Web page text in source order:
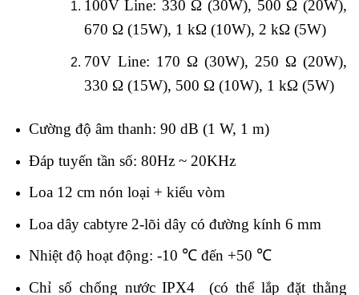
100V Line: 330 Ω (30W), 500 Ω (20W),
670 Ω (15W), 1 kΩ (10W), 2 kΩ (5W)
70V Line: 170 Ω (30W), 250 Ω (20W),
330 Ω (15W), 500 Ω (10W), 1 kΩ (5W)
Cường độ âm thanh: 90 dB (1 W, 1 m)
Đáp tuyến tần số: 80Hz ~ 20KHz
Loa 12 cm nón loại + kiểu vòm
Loa dây cabtyre 2-lõi dây có đường kính 6 mm
Nhiệt độ hoạt động: -10 ℃ đến +50 ℃
Chỉ số chống nước IPX4 (có thể lắp đặt thằng